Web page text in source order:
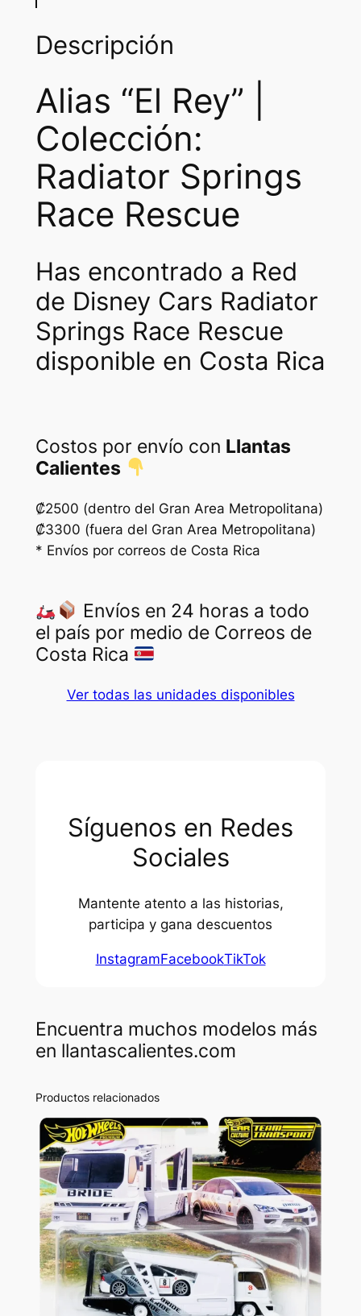
Descripción
Alias “El Rey” |
Colección:
Radiator Springs
Race Rescue
Has encontrado a Red
de Disney Cars Radiator
Springs Race Rescue
disponible en Costa Rica
Costos por envío con Llantas
Calientes
₡2500 (dentro del Gran Area Metropolitana)
₡3300 (fuera del Gran Area Metropolitana)
* Envíos por correos de Costa Rica
Envíos en 24 horas a todo
el país por medio de Correos de
Costa Rica
Ver todas las unidades disponibles
Síguenos en Redes
Sociales
Mantente atento a las historias,
participa y gana descuentos
InstagramFacebookTikTok
Encuentra muchos modelos más
en llantascalientes.com
Productos relacionados